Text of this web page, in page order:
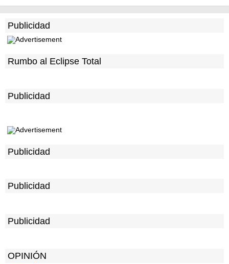
Publicidad
Rumbo al Eclipse Total
Publicidad
Publicidad
Publicidad
Publicidad
OPINIÓN